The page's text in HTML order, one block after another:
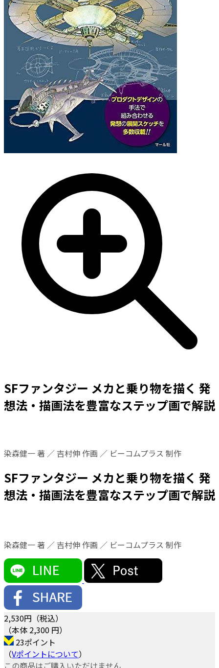
SFファンタジー メカと乗り物を描く 発
想法・描画法を豊富なステップ画で解説
染森健一 著 ／ 吉村伸 作画 ／ ビーコムプラス 制作
SFファンタジー メカと乗り物を描く 発
想法・描画法を豊富なステップ画で解説
染森健一 著 ／ 吉村伸 作画 ／ ビーコムプラス 制作
2,530円（税込）
（本体 2,300 円）
23ポイント
（Vポイントについて）
この商品はご購入いただけません